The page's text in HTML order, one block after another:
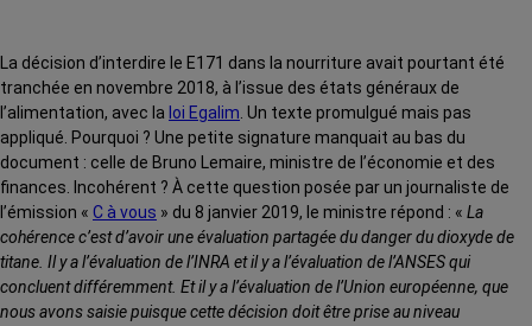
La décision d’interdire le E171 dans la nourriture avait pourtant été
tranchée en novembre 2018, à l’issue des états généraux de
l’alimentation, avec la loi Egalim . Un texte promulgué mais pas
appliqué. Pourquoi ? Une petite signature manquait au bas du
document : celle de Bruno Lemaire, ministre de l’économie et des
finances. Incohérent ? À cette question posée par un journaliste de
l’émission « C à vous » du 8 janvier 2019, le ministre répond : « La
cohérence c’est d’avoir une évaluation partagée du danger du dioxyde de
titane. Il y a l’évaluation de l’INRA et il y a l’évaluation de l’ANSES qui
concluent différemment. Et il y a l’évaluation de l’Union européenne, que
nous avons saisie puisque cette décision doit être prise au niveau